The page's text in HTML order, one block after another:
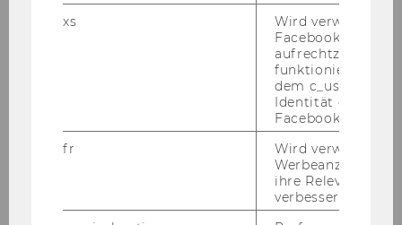
Novy, Andreas; Cahen-Fourot,
Inequalities in the access to
healthcare in Bulgaria
Waiting times for non-
emergency medical interventions
xs
Wird verwendet,
Facebook-Sitzung
funktioniert in
dem c_user-
Identität des
Facebook zu
fr
Wird verwendet,
Werbeanzeigen
ihre Relevanz zu
verbessern.